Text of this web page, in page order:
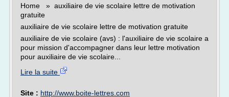
Home » auxiliaire de vie scolaire lettre de motivation
gratuite
auxiliaire de vie scolaire lettre de motivation gratuite
auxiliaire de vie scolaire (avs) : l'auxiliaire de vie scolaire a
pour mission d'accompagner dans leur lettre motivation
pour auxiliaire de vie scolaire...
Lire la suite
Site : http://www.boite-lettres.com